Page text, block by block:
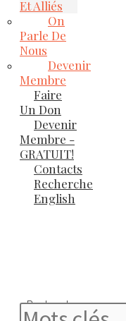
Et Alliés
On
Parle De
Nous
Devenir
Membre
Faire
Un Don
Devenir
Membre -
GRATUIT!
Contacts
Recherche
English
Rechercher